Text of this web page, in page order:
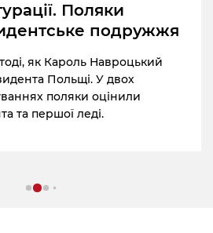
Поляки
подружжя
як Кароль Навроцький
Польщі. У двох
поляки оцінили
та першої леді.